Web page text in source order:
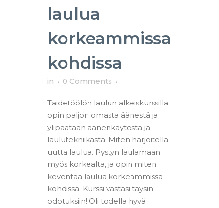
laulua
korkeammissa
kohdissa
in 0 Comments
Taidetöölön laulun alkeiskurssilla
opin paljon omasta äänestä ja
ylipäätään äänenkäytöstä ja
laulutekniikasta. Miten harjoitella
uutta laulua. Pystyn laulamaan
myös korkealta, ja opin miten
keventää laulua korkeammissa
kohdissa. Kurssi vastasi täysin
odotuksiin! Oli todella hyvä